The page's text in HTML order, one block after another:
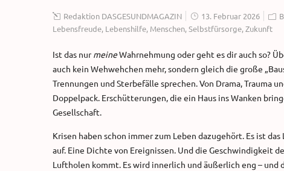
Redaktion DASGESUNDMAGAZIN 13. Februar 2026
Lebensfreude, Lebenshilfe, Menschen,Selbstfürsorge,Zukunft
Ist das nurmeineWahrnehmung oder geht es dir auch so?
auch kein Wehwehchen mehr, sondern gleich die große
Trennungen und Sterbefälle sprechen. Von Drama, Trauma
Doppelpack. Erschütterungen, die ein Haus ins Wanken
Gesellschaft.
Krisen haben schon immer zum Leben dazugehört. Es ist
auf. Eine Dichte von Ereignissen. Und die Geschwindigkeit
Luftholen kommt. Es wird innerlich und äußerlich eng –